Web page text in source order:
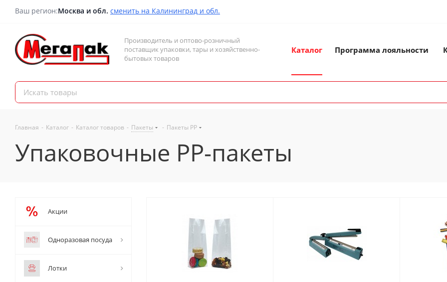
Ваш регион:Москва и обл. сменить на Калининград и обл.
Производитель и оптово-розничный
поставщик упаковки, тары и хозяйственно-
бытовых товаров
Каталог Программа лояльности
Главная - Каталог - Каталог товаров - Пакеты - Пакеты PP
Упаковочные PP-пакеты
Акции
Одноразовая посуда
Лотки